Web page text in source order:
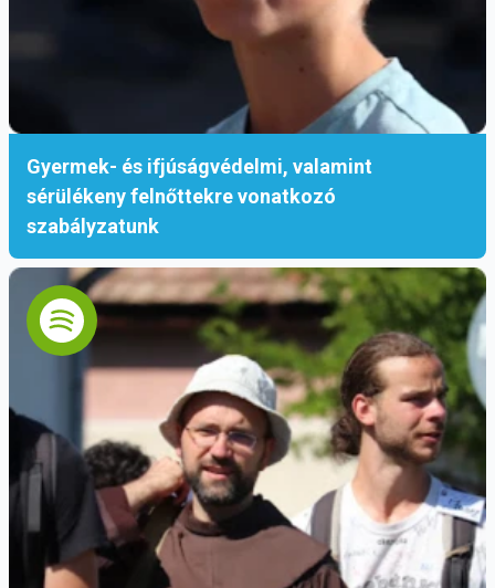
Gyermek- és ifjúságvédelmi, valamint
sérülékeny felnőttekre vonatkozó
szabályzatunk